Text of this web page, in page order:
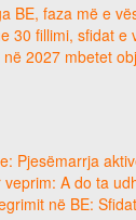
BE, faza më e
30 fillimi, sfidat
2027 mbetet
Pjesëmarrja
A do ta
në BE: